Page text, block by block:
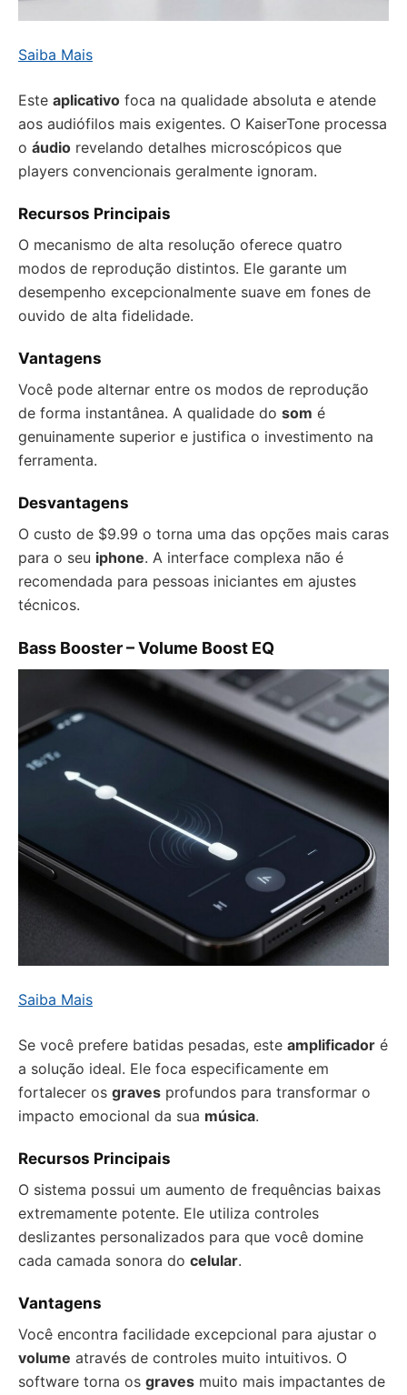
Saiba Mais
Este aplicativo foca na qualidade absoluta e atende
aos audiófilos mais exigentes. O KaiserTone processa
o áudio revelando detalhes microscópicos que
players convencionais geralmente ignoram.
Recursos Principais
O mecanismo de alta resolução oferece quatro
modos de reprodução distintos. Ele garante um
desempenho excepcionalmente suave em fones de
ouvido de alta fidelidade.
Vantagens
Você pode alternar entre os modos de reprodução
de forma instantânea. A qualidade do som é
genuinamente superior e justifica o investimento na
ferramenta.
Desvantagens
O custo de $9.99 o torna uma das opções mais caras
para o seu iphone. A interface complexa não é
recomendada para pessoas iniciantes em ajustes
técnicos.
Bass Booster – Volume Boost EQ
Saiba Mais
Se você prefere batidas pesadas, este amplificador é
a solução ideal. Ele foca especificamente em
fortalecer os graves profundos para transformar o
impacto emocional da sua música.
Recursos Principais
O sistema possui um aumento de frequências baixas
extremamente potente. Ele utiliza controles
deslizantes personalizados para que você domine
cada camada sonora do celular.
Vantagens
Você encontra facilidade excepcional para ajustar o
volume através de controles muito intuitivos. O
software torna os graves muito mais impactantes de